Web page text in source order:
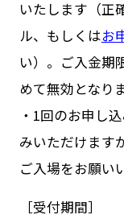
いたします（正
ル、もしくはお
い）。ご入金期
めて無効となりま
・1回のお申し
みいただけます
ご入場をお願い
［受付期間］